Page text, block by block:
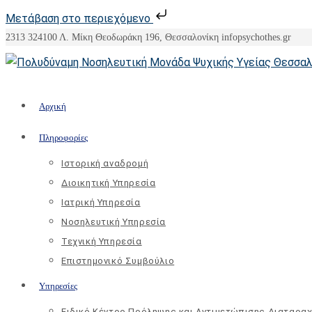
Μετάβαση στο περιεχόμενο
Skip
to
2313 324100 Λ. Μίκη Θεοδωράκη 196, Θεσσαλονίκη infopsychothes.gr
Αρχική
Πληροφορίες
Ιστορική αναδρομή
Διοικητική Υπηρεσία
Ιατρική Υπηρεσία
Νοσηλευτική Υπηρεσία
Τεχνική Υπηρεσία
Επιστημονικό Συμβούλιο
Υπηρεσίες